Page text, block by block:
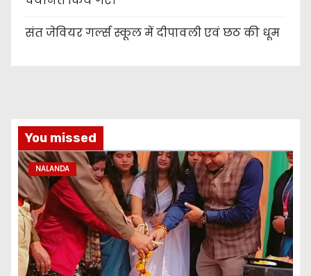
संत जेवियर गर्ल्स स्कूल में दीपावली एवं छठ की धूम
You missed
NALANDA